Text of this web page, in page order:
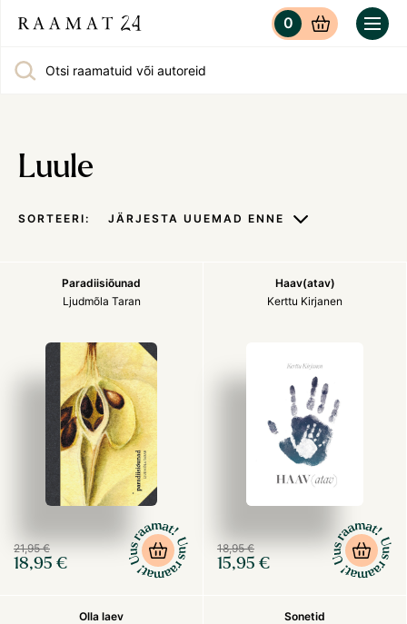
Otsi raamatuid või autoreid
0
Luule
SORTEERI: JÄRJESTA UUEMAD ENNE
Paradiisiõunad
Ljudmõla Taran
21,95 €
18,95 €
Haav(atav)
Kerttu Kirjanen
18,95 €
15,95 €
Olla laev
Sonetid